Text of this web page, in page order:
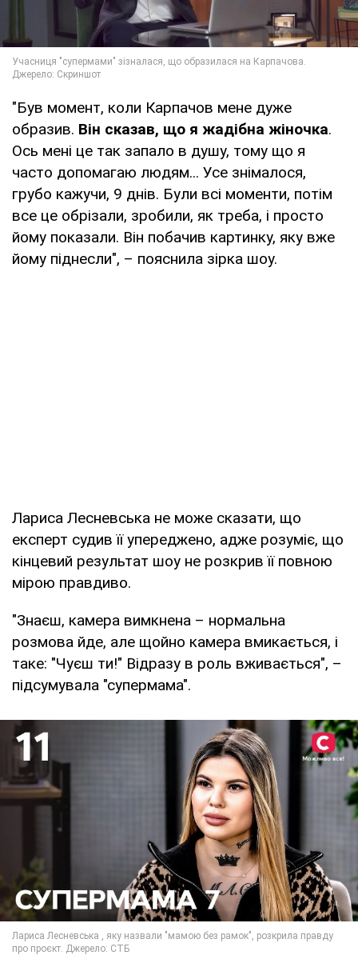
"Був момент, коли Карпачов мене дуже
образив. Він сказав, що я жадібна жіночка.
Ось мені це так запало в душу, тому що я
часто допомагаю людям... Усе знімалося,
грубо кажучи, 9 днів. Були всі моменти, потім
все це обрізали, зробили, як треба, і просто
йому показали. Він побачив картинку, яку вже
йому піднесли", – пояснила зірка шоу.
Лариса Лесневська не може сказати, що
експерт судив її упереджено, адже розуміє, що
кінцевий результат шоу не розкрив її повною
мірою правдиво.
"Знаєш, камера вимкнена – нормальна
розмова йде, але щойно камера вмикається, і
таке: "Чуєш ти!" Відразу в роль вживається", –
підсумувала "супермама".